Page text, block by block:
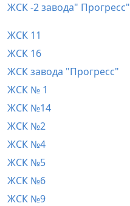
ЖСК -2 завода" Прогресс"
ЖСК 11
ЖСК 16
ЖСК завода "Прогресс"
ЖСК № 1
ЖСК №14
ЖСК №2
ЖСК №4
ЖСК №5
ЖСК №6
ЖСК №9